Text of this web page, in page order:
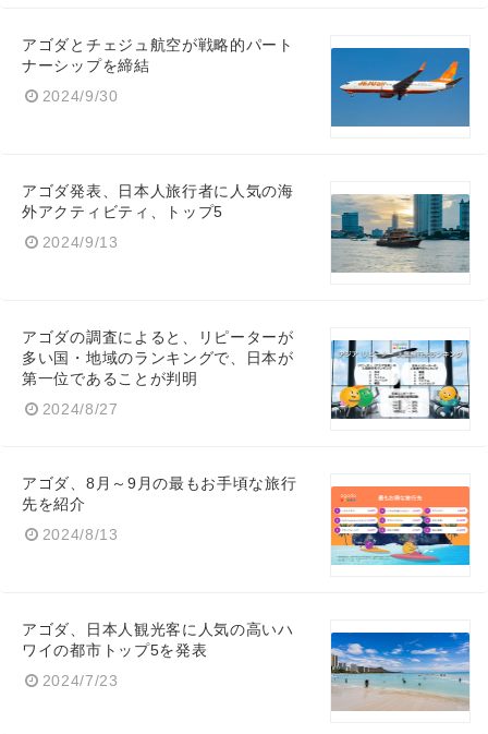
アゴダとチェジュ航空が戦略的パート
ナーシップを締結
2024/9/30
アゴダ発表、日本人旅行者に人気の海
外アクティビティ、トップ5
2024/9/13
アゴダの調査によると、リピーターが
多い国・地域のランキングで、日本が
第一位であることが判明
2024/8/27
アゴダ、8月～9月の最もお手頃な旅行
先を紹介
2024/8/13
アゴダ、日本人観光客に人気の高いハ
ワイの都市トップ5を発表
2024/7/23